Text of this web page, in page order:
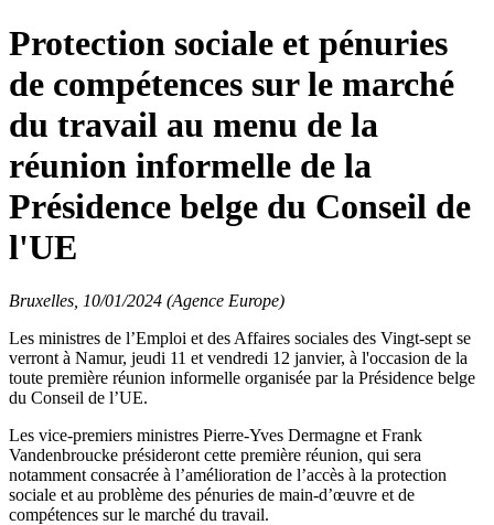
Protection sociale et pénuries
de compétences sur le marché
du travail au menu de la
réunion informelle de la
Présidence belge du Conseil de
l'UE
Bruxelles, 10/01/2024 (Agence Europe)
Les ministres de l’Emploi et des Affaires sociales des Vingt-sept se
verront à Namur, jeudi 11 et vendredi 12 janvier, à l'occasion de la
toute première réunion informelle organisée par la Présidence belge
du Conseil de l’UE.
Les vice-premiers ministres Pierre-Yves Dermagne et Frank
Vandenbroucke présideront cette première réunion, qui sera
notamment consacrée à l’amélioration de l’accès à la protection
sociale et au problème des pénuries de main-d’œuvre et de
compétences sur le marché du travail.